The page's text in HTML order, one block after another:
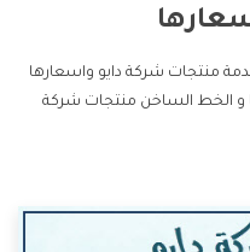
منتجات شركة دايو واسعارها
و الخط الساخن منتجات شركة